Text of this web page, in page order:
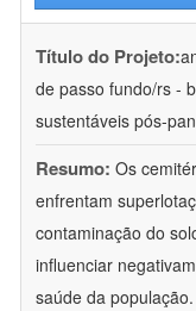
Título do Projeto:
de passo fundo/rs -
sustentáveis pós-
Resumo: Os
enfrentam
contaminação do
influenciar
saúde da